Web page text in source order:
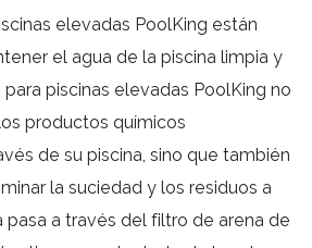
elevadas PoolKing están
el agua de la piscina limpia y
piscinas elevadas PoolKing no
productos químicos
de su piscina, sino que también
la suciedad y los residuos a
pasa a través del filtro de arena de